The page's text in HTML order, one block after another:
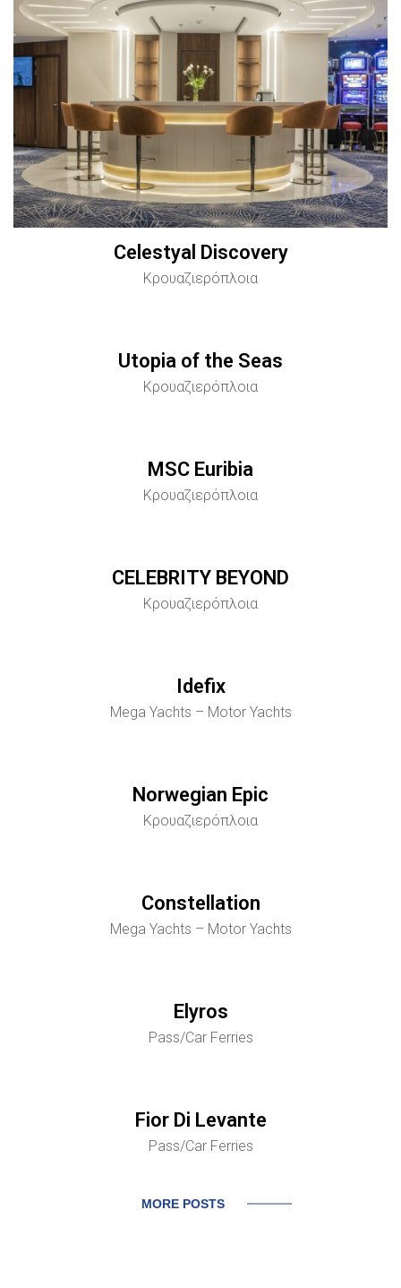
Celestyal Discovery
Κρουαζιερόπλοια
Utopia of the Seas
Κρουαζιερόπλοια
MSC Euribia
Κρουαζιερόπλοια
CELEBRITY BEYOND
Κρουαζιερόπλοια
Idefix
Mega Yachts – Motor Yachts
Norwegian Epic
Κρουαζιερόπλοια
Constellation
Mega Yachts – Motor Yachts
Elyros
Pass/Car Ferries
Fior Di Levante
Pass/Car Ferries
MORE POSTS